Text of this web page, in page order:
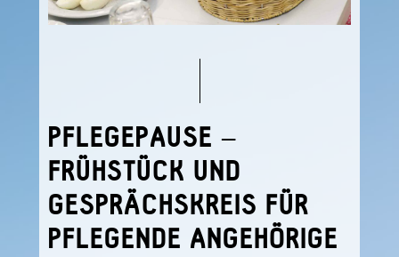
PFLEGEPAUSE –
FRÜHSTÜCK UND
GESPRÄCHSKREIS FÜR
PFLEGENDE ANGEHÖRIGE